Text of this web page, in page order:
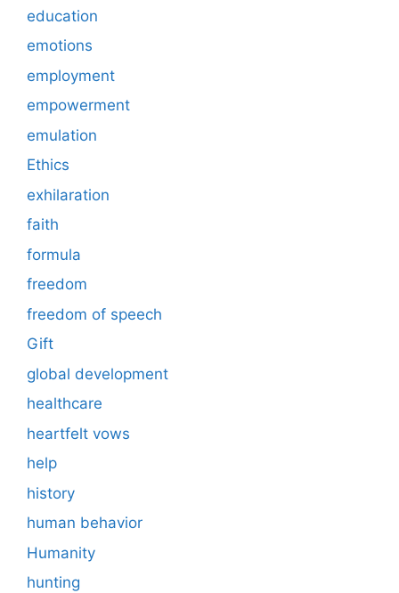
education
emotions
employment
empowerment
emulation
Ethics
exhilaration
faith
formula
freedom
freedom of speech
Gift
global development
healthcare
heartfelt vows
help
history
human behavior
Humanity
hunting